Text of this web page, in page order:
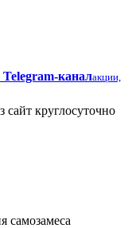
каналакции,
сайт круглосуточно
самозамеса